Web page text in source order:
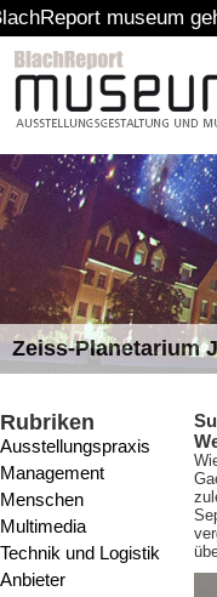
geht in kreative
Zeiss-Planetarium
Rubriken
Ausstellungspraxis
Management
Menschen
Multimedia
Technik und Logistik
Anbieter